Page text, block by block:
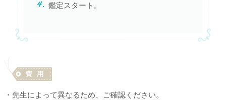
鑑定スタート。
・先生によって異なるため、ご確認ください。